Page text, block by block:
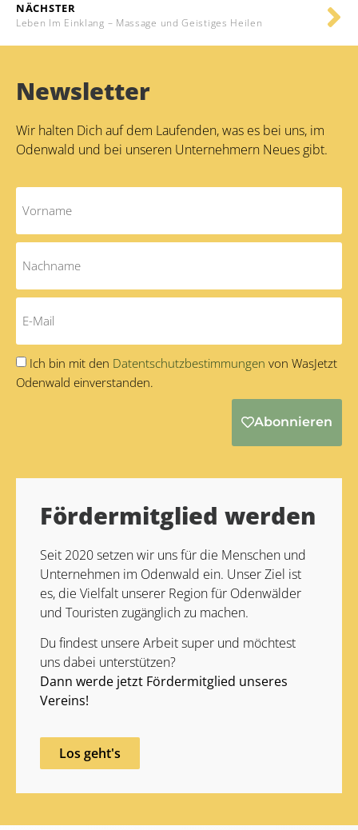
NÄCHSTER
Leben Im Einklang – Massage und Geistiges Heilen
Newsletter
Wir halten Dich auf dem Laufenden, was es bei uns, im
Odenwald und bei unseren Unternehmern Neues gibt.
Ich bin mit den Datentschutzbestimmungen von WasJetzt
Odenwald einverstanden.
Abonnieren
Fördermitglied werden
Seit 2020 setzen wir uns für die Menschen und
Unternehmen im Odenwald ein. Unser Ziel ist
es, die Vielfalt unserer Region für Odenwälder
und Touristen zugänglich zu machen.
Du findest unsere Arbeit super und möchtest
uns dabei unterstützen?
Dann werde jetzt Fördermitglied unseres
Vereins!
Los geht's